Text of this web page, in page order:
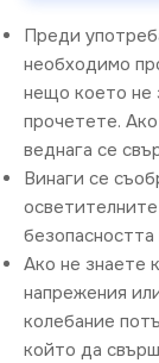
Преди
необходимо
нещо което не
прочетете.
веднага се
Винаги се
Ако не знаете
напрежения
колебание
който да